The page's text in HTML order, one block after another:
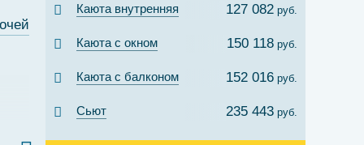
Каюта внутренняя 127 082 руб.
Каюта с окном 150 118 руб.
Каюта с балконом 152 016 руб.
Сьют 235 443 руб.